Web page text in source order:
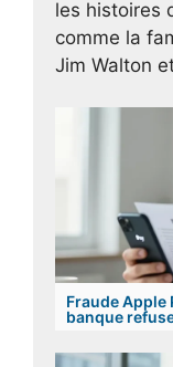
les histoires
comme la
Jim Walton
Fraude Apple
banque